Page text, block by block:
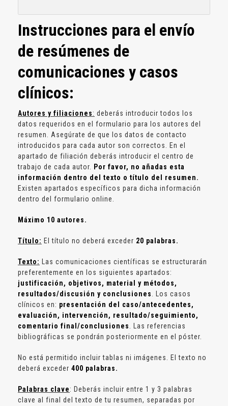
Instrucciones para el envío
de resúmenes de
comunicaciones y casos
clínicos:
Autores y filiaciones: deberás introducir todos los
datos requeridos en el formulario para los autores del
resumen. Asegúrate de que los datos de contacto
introducidos para cada autor son correctos. En el
apartado de filiación deberás introducir el centro de
trabajo de cada autor.
Por favor, no añadas esta
información dentro del texto o título del resumen.
Existen apartados específicos para dicha información
dentro del formulario online.
Máximo 10 autores.
Título: El título no deberá exceder 20 palabras.
Texto:
Las comunicaciones científicas se estructurarán
preferentemente en los siguientes apartados:
justificación, objetivos, material y métodos,
resultados/discusión y conclusiones
. Los casos
clínicos en: presentación del caso/antecedentes,
evaluación, intervención, resultado/seguimiento,
comentario final/conclusiones
. Las referencias
bibliográficas se pondrán posteriormente en el póster.
No está permitido incluir tablas ni imágenes. El texto no
deberá exceder 400 palabras.
Palabras clave: Deberás incluir entre 1 y 3 palabras
clave al final del texto de tu resumen, separadas por